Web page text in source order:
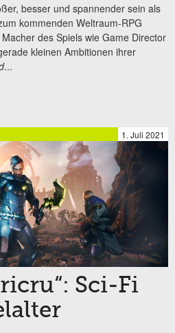
besser und spannender sein als
kommenden Weltraum-RPG
des Spiels wie Game Director
kleinen Ambitionen ihrer
...
1. Juli 2021
Sci-Fi